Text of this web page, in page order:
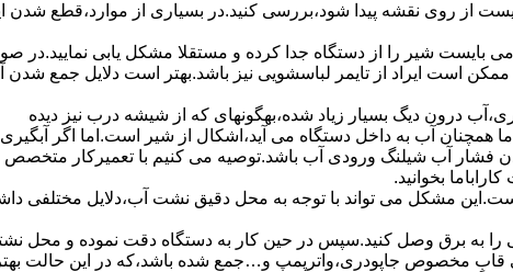
از روی ﻧﻘﺸﻪ ﭘﯿﺪا ﺷﻮد،بررسی ﮐﻨﯿﺪ.در ﺑﺴﯿﺎری از موارد،ﻗﻄﻊ ﺷﺪن
بایست ﺷﯿﺮ را از دستگاه جدا کرده و مستقلا مشکل یابی نمایید.در
است ایراد از تایمر لباسشویی نیز باشد.بهتر است دلایل جمع شدن
درون دﯾﮓ ﺑﺴﯿﺎر زﯾﺎد ﺷﺪه،بهگونهای ﮐﻪ از ﺷﯿﺸﻪ درب ﻧﯿﺰ دﯾﺪه
آب به داخل دستگاه می آید،اشکال از شیر است.اما اگر آبگیری
فشار آب شیلنگ ورودی آب باشد.توصیه می کنیم با تعمیرکار
بخوانید.
مشکل می تواند با توجه به محل دقیق نشت آب،دلایل مختلفی
را ﺑﻪ ﺑﺮق وصل ﮐﻨﯿﺪ.سپس در حین کار به دستگاه دقت نموده و ﻣﺤﻞ
ﻣﺨﺼﻮص ﺟﺎﭘﻮدری،واترپمپ و…جمع شده ﺑﺎﺷﺪ،ﮐﻪ در این حالت